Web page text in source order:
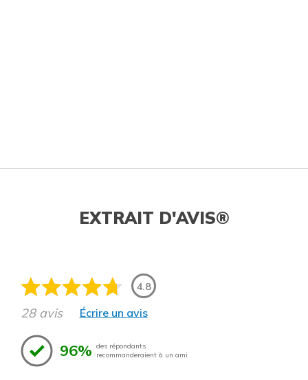
EXTRAIT D'AVIS®
4.8
28 avis Écrire un avis
96% des répondants
recommanderaient à un ami